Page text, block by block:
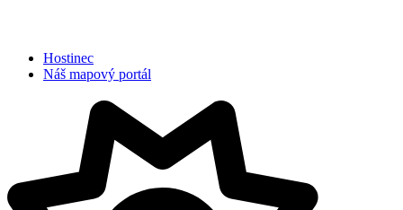
Hostinec
Náš mapový portál